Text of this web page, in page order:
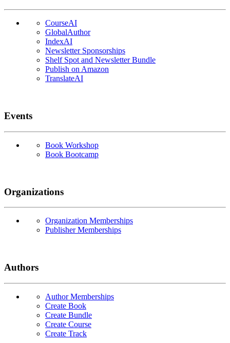
CourseAI
GlobalAuthor
IndexAI
Newsletter Sponsorships
Shelf Spot and Newsletter Bundle
Publish on Amazon
TranslateAI
Events
Book Workshop
Book Bootcamp
Organizations
Organization Memberships
Publisher Memberships
Authors
Author Memberships
Create Book
Create Bundle
Create Course
Create Track